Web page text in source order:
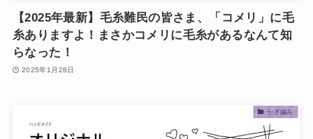
【2025年最新】毛糸難民の皆さま、「コメリ」に毛
糸ありますよ！まさかコメリに毛糸があるなんて知
らなった！
2025年1月28日
かぎ編み